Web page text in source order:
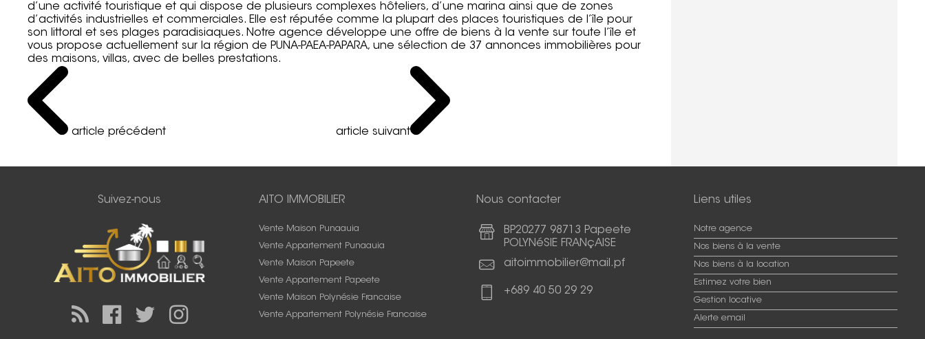
d’une activité touristique et qui dispose de plusieurs complexes hôteliers, d’une marina ainsi que de zones
d’activités industrielles et commerciales. Elle est réputée comme la plupart des places touristiques de l’île pour
son littoral et ses plages paradisiaques. Notre agence développe une offre de biens à la vente sur toute l’île et
vous propose actuellement sur la région de PUNA-PAEA-PAPARA, une sélection de 37 annonces immobilières pour
des maisons, villas, avec de belles prestations.
article précédent article suivant
Suivez-nous AITO IMMOBILIER
Vente Maison Punaauia
Vente Appartement Punaauia
Vente Maison Papeete
Vente Appartement Papeete
Vente Maison Polynésie Francaise
Vente Appartement Polynésie Francaise
Nous contacter
BP20277 98713 Papeete
POLYNéSIE FRANçAISE
aitoimmobilier@mail.pf
+689 40 50 29 29
Liens utiles
Notre agence
Nos biens à la vente
Nos biens à la location
Estimez votre bien
Gestion locative
Alerte email